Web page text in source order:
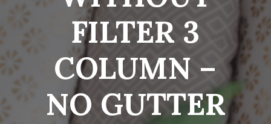
FILTER 3
COLUMN –
NO GUTTER